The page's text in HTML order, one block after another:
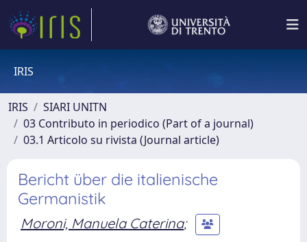
IRIS
IRIS
SIARI UNITN
03 Contributo in periodico (Part of a journal)
03.1 Articolo su rivista (Journal article)
Bericht über die italienische
Germanistik
Moroni, Manuela Caterina;